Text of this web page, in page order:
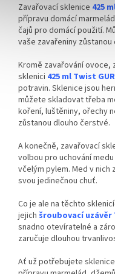
Zavařovací sklenice 425
přípravu domácí
čajů pro domácí použití.
vaše zavařeniny
Kromě zavařování ovoce,
sklenici 425 ml Twist
potravin. Sklenice jsou
můžete skladovat třeba
koření, luštěniny, ořechy
zůstanou dlouho čerstvé.
A konečně, zavařovací
volbou pro uchování
včelým pylem. Med v nich
svou jedinečnou chuť.
Co je ale na těchto
jejich šroubovací
snadno otevíratelné a
zaručuje dlouhou
Ať už potřebujete